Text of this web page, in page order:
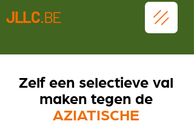
JLLC.BE
Zelf een selectieve val
maken tegen de
AZIATISCHE